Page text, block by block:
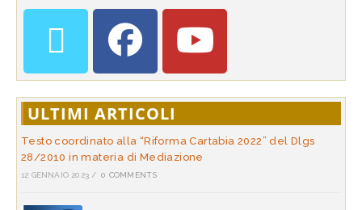
ULTIMI ARTICOLI
Testo coordinato alla “Riforma Cartabia 2022” del Dlgs
28/2010 in materia di Mediazione
12 GENNAIO 2023 / 0 COMMENTS